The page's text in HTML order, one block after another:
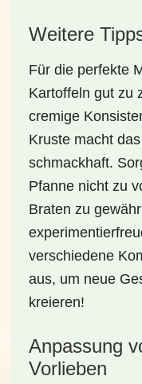
Weitere
Für die perfekte
Kartoffeln gut zu
cremige
Kruste macht
schmackhaft.
Pfanne nicht zu
Braten zu
verschiedene
aus, um neue
kreieren!
Anpassung
Vorlieben